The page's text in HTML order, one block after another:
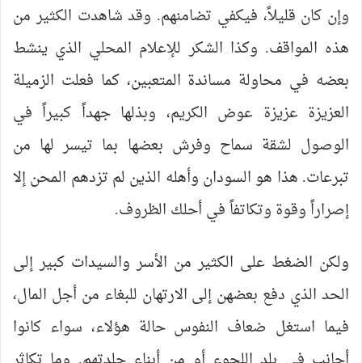
وإن كان قليلاً، فيكفي تضامنهم. وقد شاهدت الكثير من
هذه المواقف. وكذا الشكر للإعلام المحلي الذي ينشط
بعضه في محاولة مساندة المتعبين، كما فعلت الزميلة
العزيزة عزيزة عوض الكريم، وبذلها جهداً كبيراً في
الوصول لشقة سماح وفرش بعضها بما تيسر لها من
تبرعات. هذا هو السودان وأهله الذين لم تزدهم المحن إلا
إصراراً وقوة وتكاتفاً في أحلك الظروف.
ولكن الضغط على الكثير من الأسر والسيدات كبير إلى
الحد الذي دفع بعضهن إلى الارتهان للبغاء من أجل المال،
فيما استغل ضعاف النفوس حالة هؤلاء، سواء كانوا